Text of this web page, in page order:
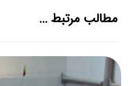
مطالب مرتبط ...